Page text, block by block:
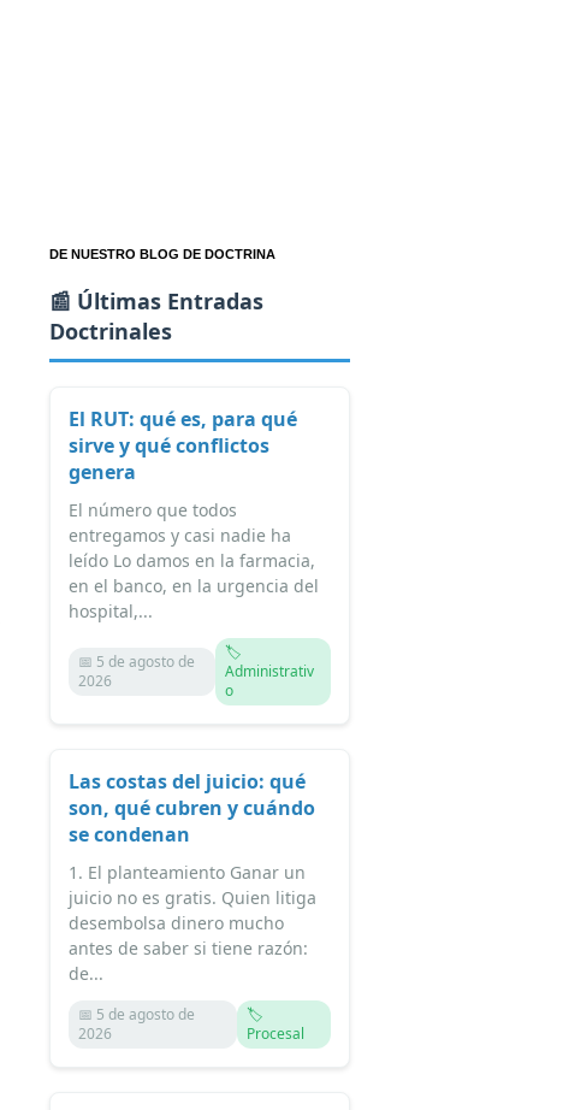
DE NUESTRO BLOG DE DOCTRINA
📰 Últimas Entradas
Doctrinales
El RUT: qué es, para qué
sirve y qué conflictos
genera
El número que todos
entregamos y casi nadie ha
leído Lo damos en la farmacia,
en el banco, en la urgencia del
hospital,...
📅 5 de agosto de
2026
🏷️
Administrativ
o
Las costas del juicio: qué
son, qué cubren y cuándo
se condenan
1. El planteamiento Ganar un
juicio no es gratis. Quien litiga
desembolsa dinero mucho
antes de saber si tiene razón:
de...
📅 5 de agosto de
2026
🏷️
Procesal